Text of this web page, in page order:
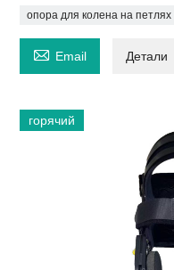
опора для колена на
 Email Детали
горячий